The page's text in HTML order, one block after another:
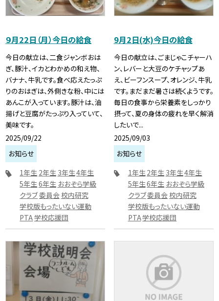
９月22日（月）今日の給食
今日の献立は、二食ジャンボおは
ぎ、豚汁、イカとわかめの和え物、
バナナ、牛乳です。食べ応えたっぷ
りのおはぎは、外側きな粉、中には
あんこが入っています。豚汁は、油
揚げと豆腐がたっぷり入っていて、
美味です。
2025/09/22
お知らせ
1年生 2年生 3年生4年生
5年生 6年生 おおぞら学級
クラブ委員会 校内研究
学校版もったいない運動
PTA学校応援団
9月2日(水)今日の給食
今日の献立は、ごまじゃこチャーハ
ン、レバーと大豆のケチャップあ
え、ビーフンスープ、オレンジ、牛乳
です。まだまだ暑さは続くようです。
毎日の食事から栄養素をしっかり
摂って、夏の身体の疲れを早く解消
したいで...
2025/09/03
お知らせ
1年生 2年生 3年生4年生
5年生6年生 おおぞら学級
クラブ委員会 校内研究
学校版もったいない運動
PTA学校応援団